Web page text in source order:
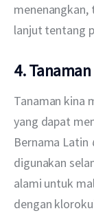
menenangkan,
lanjut tentang
4.
Tanaman kina
yang dapat
Bernama Latin
digunakan
alami untuk
dengan